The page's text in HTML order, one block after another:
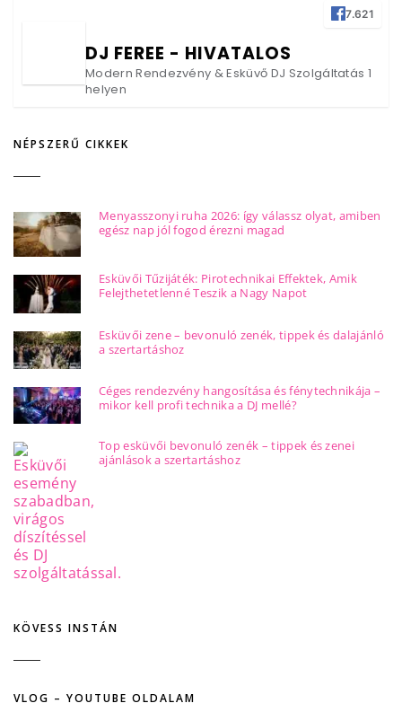
7.621
DJ FEREE - HIVATALOS
Modern Rendezvény & Esküvő DJ Szolgáltatás 1
helyen
NÉPSZERŰ CIKKEK
Menyasszonyi ruha 2026: így válassz olyat, amiben
egész nap jól fogod érezni magad
Esküvői Tűzijáték: Pirotechnikai Effektek, Amik
Felejthetetlenné Teszik a Nagy Napot
Esküvői zene – bevonuló zenék, tippek és dalajánló
a szertartáshoz
Céges rendezvény hangosítása és fénytechnikája –
mikor kell profi technika a DJ mellé?
Top esküvői bevonuló zenék – tippek és zenei
ajánlások a szertartáshoz
KÖVESS INSTÁN
VLOG – YOUTUBE OLDALAM